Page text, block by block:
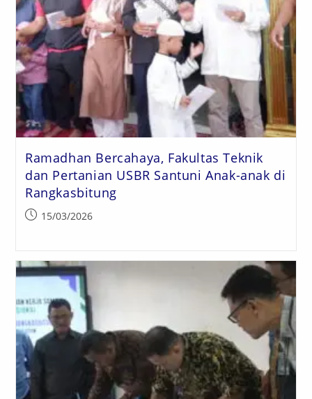
Ramadhan Bercahaya, Fakultas Teknik
dan Pertanian USBR Santuni Anak-anak di
Rangkasbitung
15/03/2026